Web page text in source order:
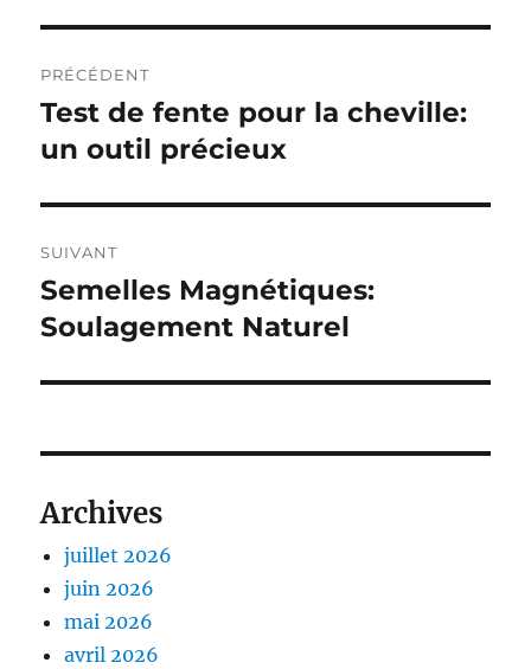
de
l’article
PRÉCÉDENT
Publication
précédente :
Test de fente pour la cheville:
un outil précieux
SUIVANT
Publication
suivante :
Semelles Magnétiques:
Soulagement Naturel
Archives
juillet 2026
juin 2026
mai 2026
avril 2026